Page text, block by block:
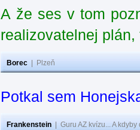
A že ses v tom
realizovatelnej
Borec Plzeň
Potkal sem
Frankenstein Guru AZ kvízu... A